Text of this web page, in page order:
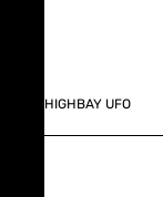
HIGHBAY UFO